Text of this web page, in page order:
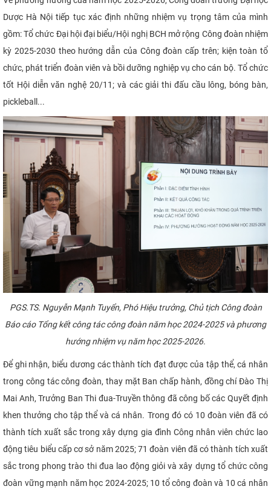
Dược Hà Nội tiếp tục xác định những nhiệm vụ trọng tâm của mình
gồm: Tổ chức Đại hội đại biểu/Hội nghị BCH mở rộng Công đoàn nhiệm
kỳ 2025-2030 theo hướng dẫn của Công đoàn cấp trên; kiện toàn tổ
chức, phát triển đoàn viên và bồi dưỡng nghiệp vụ cho cán bộ. Tổ chức
tốt Hội diễn văn nghệ 20/11; và các giải thi đấu cầu lông, bóng bàn,
pickleball...
PGS.TS. Nguyễn Mạnh Tuyển, Phó Hiệu trưởng, Chủ tịch Công đoàn
Báo cáo Tổng kết công tác công đoàn năm học 2024-2025và phương
hướng nhiệm vụ năm học 2025-2026.
Để ghi nhận, biểu dương các thành tích đạt được của tập thể, cá nhân
trong công tác công đoàn, thay mặt Ban chấp hành, đồng chí Đào Thị
Mai Anh, Trưởng Ban Thi đua-Truyền thông đã công bố các Quyết định
khen thưởng cho tập thể và cá nhân. Trong đó có 10 đoàn viên đã có
thành tích xuất sắc trong xây dựng gia đình Công nhân viên chức lao
động tiêu biểu cấp cơ sở năm 2025; 71 đoàn viên đã có thành tích xuất
sắc trong phong trào thi đua lao động giỏi và xây dựng tổ chức công
đoàn vững mạnh năm học 2024-2025; 10 tổ công đoàn và 10 cá nhân